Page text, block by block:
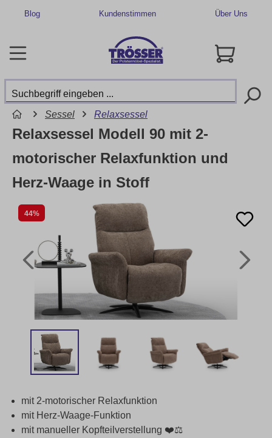
Blog Kundenstimmen Über Uns
Sessel Relaxsessel
44%
Relaxsessel Modell 90 mit 2-
motorischer Relaxfunktion und
Herz-Waage in Stoff
mit 2-motorischer Relaxfunktion
mit Herz-Waage-Funktion
mit manueller Kopfteilverstellung ❤️⚖️